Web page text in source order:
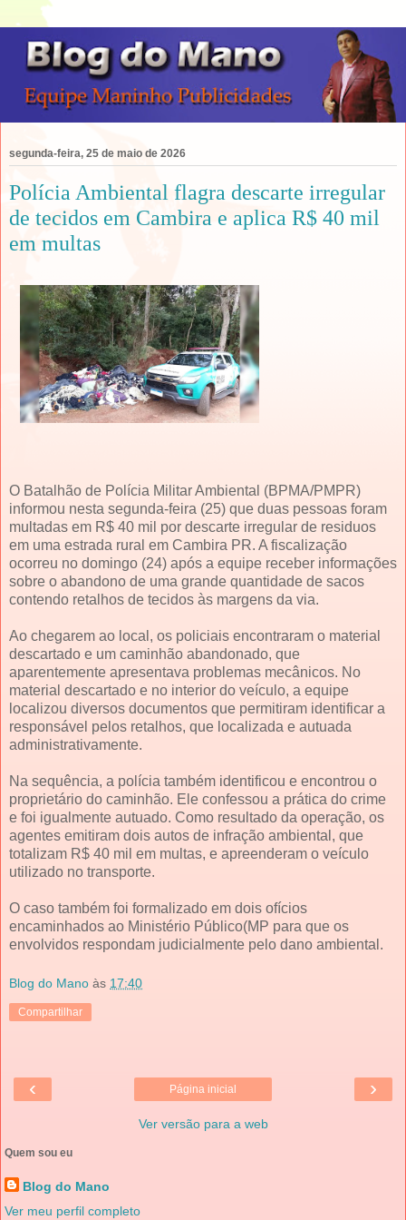
segunda-feira, 25 de maio de 2026
Polícia Ambiental flagra descarte irregular
de tecidos em Cambira e aplica R$ 40 mil
em multas
O Batalhão de Polícia Militar Ambiental (BPMA/PMPR)
informou nesta segunda-feira (25) que duas pessoas foram
multadas em R$ 40 mil por descarte irregular de residuos
em uma estrada rural em Cambira PR. A fiscalização
ocorreu no domingo (24) após a equipe receber informações
sobre o abandono de uma grande quantidade de sacos
contendo retalhos de tecidos às margens da via.
Ao chegarem ao local, os policiais encontraram o material
descartado e um caminhão abandonado, que
aparentemente apresentava problemas mecânicos. No
material descartado e no interior do veículo, a equipe
localizou diversos documentos que permitiram identificar a
responsável pelos retalhos, que localizada e autuada
administrativamente.
Na sequência, a polícia também identificou e encontrou o
proprietário do caminhão. Ele confessou a prática do crime
e foi igualmente autuado. Como resultado da operação, os
agentes emitiram dois autos de infração ambiental, que
totalizam R$ 40 mil em multas, e apreenderam o veículo
utilizado no transporte.
O caso também foi formalizado em dois ofícios
encaminhados ao Ministério Público(MP para que os
envolvidos respondam judicialmente pelo dano ambiental.
Blog do Mano às 17:40
Compartilhar
‹ ›
Página inicial
Ver versão para a web
Quem sou eu
Blog do Mano
Ver meu perfil completo